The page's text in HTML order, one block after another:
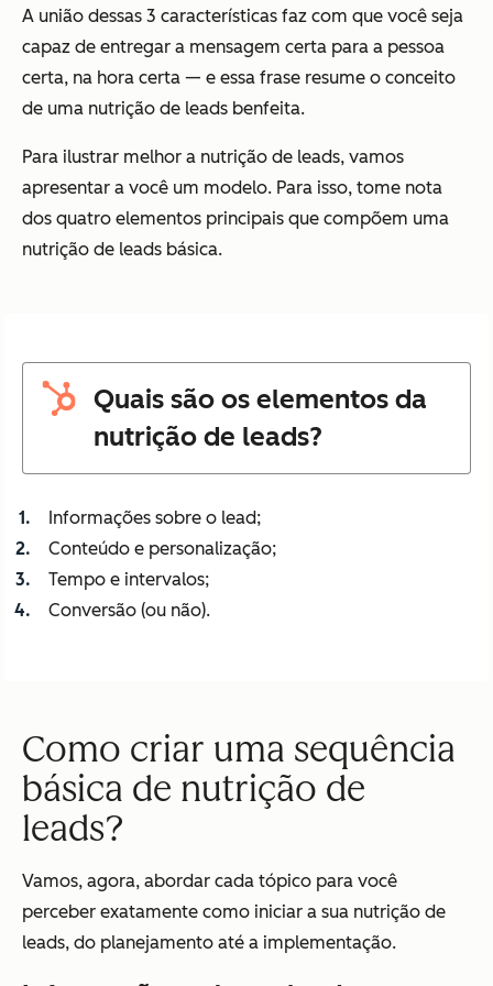
A união dessas 3 características faz com que você seja
capaz de entregar a mensagem certa para a pessoa
certa, na hora certa — e essa frase resume o conceito
de uma nutrição de leads benfeita.
Para ilustrar melhor a nutrição de leads, vamos
apresentar a você um modelo. Para isso, tome nota
dos quatro elementos principais que compõem uma
nutrição de leads básica.
Quais são os elementos da
nutrição de leads?
Informações sobre o lead;
Conteúdo e personalização;
Tempo e intervalos;
Conversão (ou não).
Como criar uma sequência
básica de nutrição de
leads?
Vamos, agora, abordar cada tópico para você
perceber exatamente como iniciar a sua nutrição de
leads, do planejamento até a implementação.